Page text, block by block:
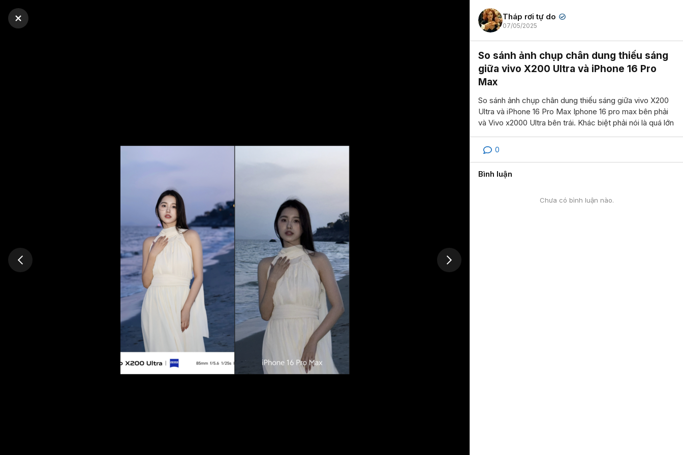
Tháp rơi tự do ✔
07/05/2025
So sánh ảnh chụp chân dung thiếu sáng
giữa vivo X200 Ultra và iPhone 16 Pro
Max
So sánh ảnh chụp chân dung thiếu sáng giữa vivo X200
Ultra và iPhone 16 Pro Max Iphone 16 pro max bên phải
và Vivo x2000 Ultra bên trái. Khác biệt phải nói là quá lớn
0
Bình luận
Chưa có bình luận nào.